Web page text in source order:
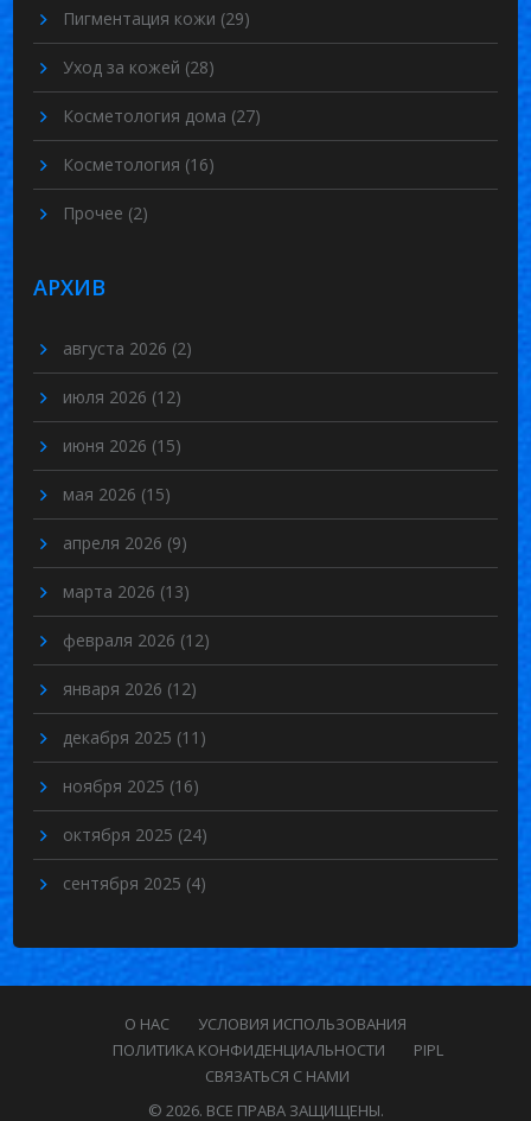
Пигментация кожи (29)
Уход за кожей (28)
Косметология дома (27)
Косметология (16)
Прочее (2)
АРХИВ
августа 2026 (2)
июля 2026 (12)
июня 2026 (15)
мая 2026 (15)
апреля 2026 (9)
марта 2026 (13)
февраля 2026 (12)
января 2026 (12)
декабря 2025 (11)
ноября 2025 (16)
октября 2025 (24)
сентября 2025 (4)
О НАС
УСЛОВИЯ ИСПОЛЬЗОВАНИЯ
ПОЛИТИКА КОНФИДЕНЦИАЛЬНОСТИ
PIPL
СВЯЗАТЬСЯ С НАМИ
© 2026. ВСЕ ПРАВА ЗАЩИЩЕНЫ.